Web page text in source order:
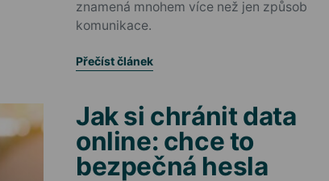
znamená mnohem více než jen způsob
komunikace.
Přečíst článek
Jak si chránit data
online: chce to
bezpečná hesla